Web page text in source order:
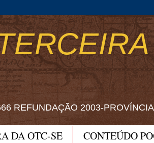
REFUNDAÇÃO 2003-
DA OTC-SE
CONTEÚDO